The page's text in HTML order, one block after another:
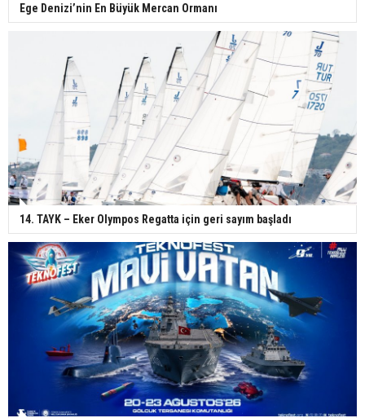
Ege Denizi’nin En Büyük Mercan Ormanı
14. TAYK – Eker Olympos Regatta için geri sayım başladı